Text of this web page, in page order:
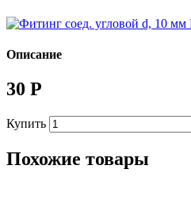
Описание
30 Р
Купить
Похожие товары